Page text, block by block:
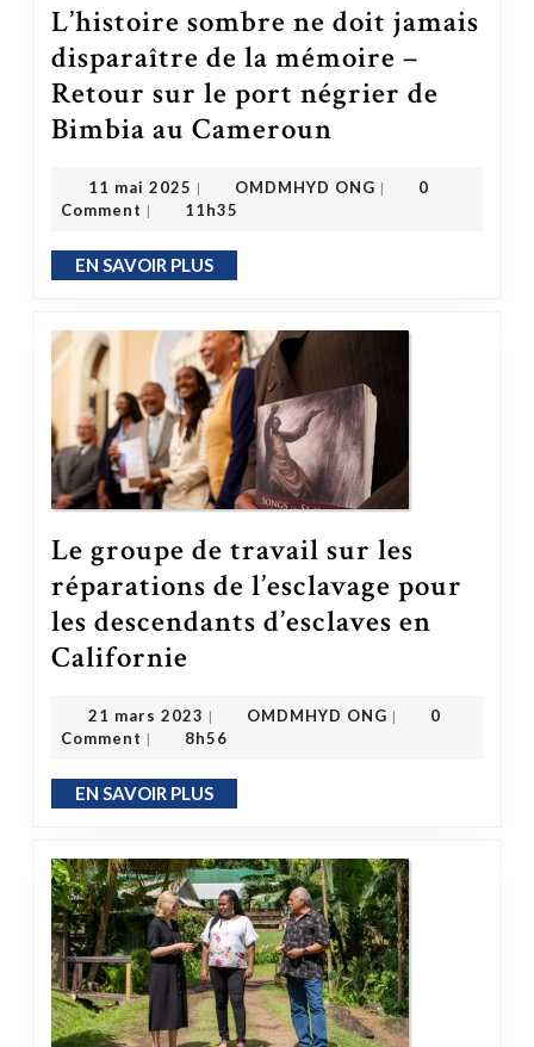
L’histoire sombre ne doit jamais
disparaître de la mémoire –
Retour sur le port négrier de
Bimbia au Cameroun
11 mai 2025 | OMDMHYD ONG |
0
Comment | 11h35
EN SAVOIR PLUSEN SAVOIR PLUS
Le groupe de travail sur les
réparations de l’esclavage pour
les descendants d’esclaves en
Californie
21 mars 2023 | OMDMHYD ONG |
0
Comment | 8h56
EN SAVOIR PLUSEN SAVOIR PLUS